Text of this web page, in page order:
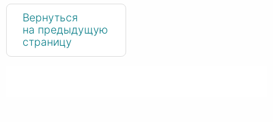
Вернуться
на предыдущую
страницу